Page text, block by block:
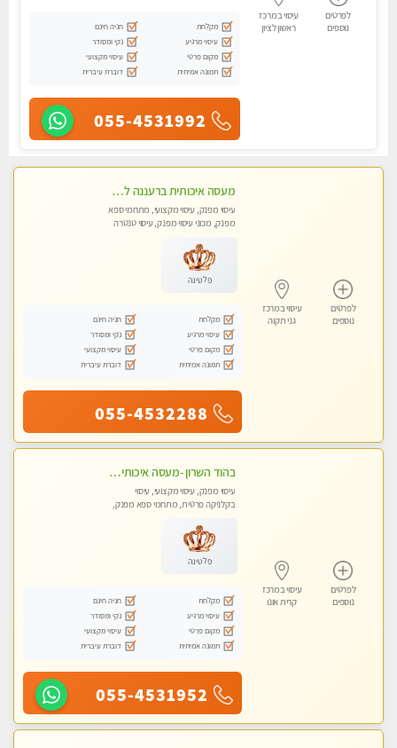
לפרטים
נוספים
עיסוי במרכז
ראשון לציון
מקלחת
חניה חינם
עיסוי מרגיע
נקי ומסודר
מקום פרטי
עיסוי מקצועי
תמונה אמיתית
דוברת עיברית
055-4531992
לפרטים
נוספים
עיסוי במרכז
גני תקוה
מעסה איכותית ברעננה למאסז מקצועי ומפנק לכל שרירי הגוף
עיסוי מפנק, עיסוי מקצועי, מתחמי ספא
מפנק, מכוני עיסוי מפנק, עיסוי טנטרה
פלטינה
מקלחת
חניה חינם
עיסוי מרגיע
נקי ומסודר
מקום פרטי
עיסוי מקצועי
תמונה אמיתית
דוברת עיברית
055-4532288
לפרטים
נוספים
עיסוי במרכז
קרית אונו
בהוד השרון -מעסה איכותית למאסז מקצועי ומפנק לכל שרירי הגוף
עיסוי מפנק, עיסוי מקצועי, עיסוי
בקלניקה פרטית, מתחמי ספא מפנק,
פלטינה
מקלחת
חניה חינם
עיסוי מרגיע
נקי ומסודר
מקום פרטי
עיסוי מקצועי
תמונה אמיתית
דוברת עיברית
055-4531952